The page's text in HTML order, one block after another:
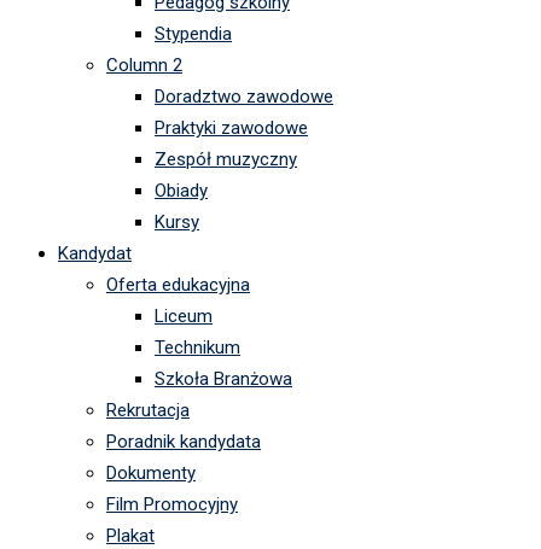
Stypendia
Column 2
Doradztwo zawodowe
Praktyki zawodowe
Zespół muzyczny
Obiady
Kursy
Kandydat
Oferta edukacyjna
Liceum
Technikum
Szkoła Branżowa
Rekrutacja
Poradnik kandydata
Dokumenty
Film Promocyjny
Plakat